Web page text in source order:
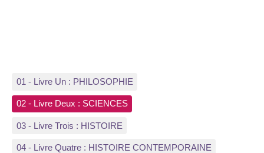
01 - Livre Un : PHILOSOPHIE
02 - Livre Deux : SCIENCES
03 - Livre Trois : HISTOIRE
04 - Livre Quatre : HISTOIRE CONTEMPORAINE